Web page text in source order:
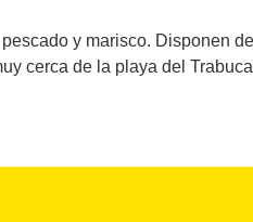
y marisco. Disponen
cerca de la playa del